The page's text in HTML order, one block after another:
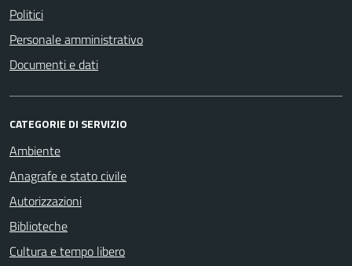
Politici
Personale amministrativo
Documenti e dati
CATEGORIE DI SERVIZIO
Ambiente
Anagrafe e stato civile
Autorizzazioni
Biblioteche
Cultura e tempo libero